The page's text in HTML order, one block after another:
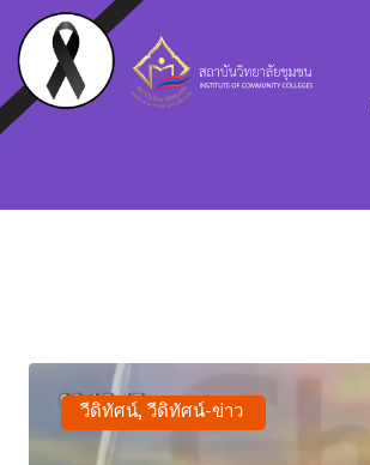
วีดิทัศน์, วีดิทัศน์-ข่าว